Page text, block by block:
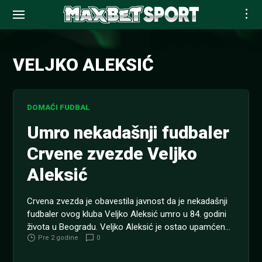
content
VELJKO ALEKSIĆ
DOMAĆI FUDBAL
Umro nekadašnji fudbaler
Crvene zvezde Veljko
Aleksić
Crvena zvezda je obavestila javnost da je nekadašnji
fudbaler ovog kluba Veljko Aleksić umro u 84. godini
života u Beogradu. Veljko Aleksić je ostao upamćen
kao autor studije o petogošnjem planu Crvene zvezde,
Pre 2 godine 0